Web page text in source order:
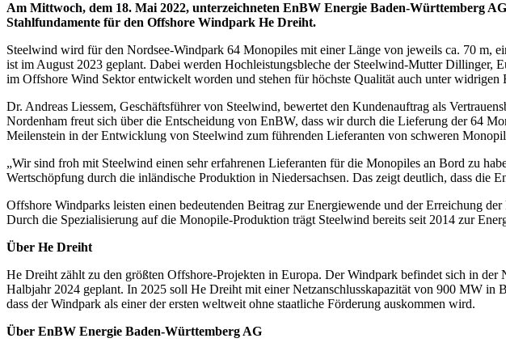
Am Mittwoch, dem 18. Mai 2022, unterzeichneten EnBW Energie Baden-Württemberg
Stahlfundamente für den Offshore Windpark He Dreiht.
Steelwind wird für den Nordsee-Windpark 64 Monopiles mit einer Länge von jeweils ca. 70 m,
ist im August 2023 geplant. Dabei werden Hochleistungsbleche der Steelwind-Mutter Dillinger,
im Offshore Wind Sektor entwickelt worden und stehen für höchste Qualität auch unter widrigen
Dr. Andreas Liessem, Geschäftsführer von Steelwind, bewertet den Kundenauftrag als
Nordenham freut sich über die Entscheidung von EnBW, dass wir durch die Lieferung der 64
Meilenstein in der Entwicklung von Steelwind zum führenden Lieferanten von schweren
„Wir sind froh mit Steelwind einen sehr erfahrenen Lieferanten für die Monopiles an Bord zu
Wertschöpfung durch die inländische Produktion in Niedersachsen. Das zeigt deutlich, dass die
Offshore Windparks leisten einen bedeutenden Beitrag zur Energiewende und der Erreichung
Durch die Spezialisierung auf die Monopile-Produktion trägt Steelwind bereits seit 2014 zur
Über He Dreiht
He Dreiht zählt zu den größten Offshore-Projekten in Europa. Der Windpark befindet sich in
Halbjahr 2024 geplant. In 2025 soll He Dreiht mit einer Netzanschlusskapazität von 900 MW in
dass der Windpark als einer der ersten weltweit ohne staatliche Förderung auskommen wird.
Über EnBW Energie Baden-Württemberg AG